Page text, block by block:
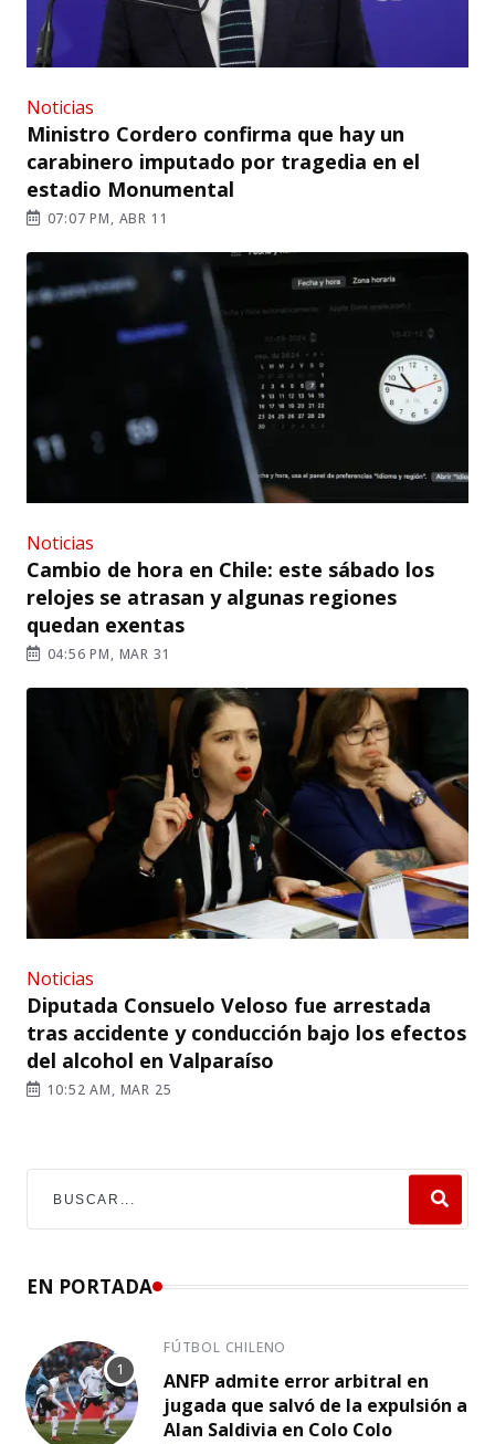
Noticias
Ministro Cordero confirma que hay un
carabinero imputado por tragedia en el
estadio Monumental
07:07 PM, ABR 11
Noticias
Cambio de hora en Chile: este sábado los
relojes se atrasan y algunas regiones
quedan exentas
04:56 PM, MAR 31
Noticias
Diputada Consuelo Veloso fue arrestada
tras accidente y conducción bajo los efectos
del alcohol en Valparaíso
10:52 AM, MAR 25
EN PORTADA
FÚTBOL CHILENO
ANFP admite error arbitral en
jugada que salvó de la expulsión a
Alan Saldivia en Colo Colo